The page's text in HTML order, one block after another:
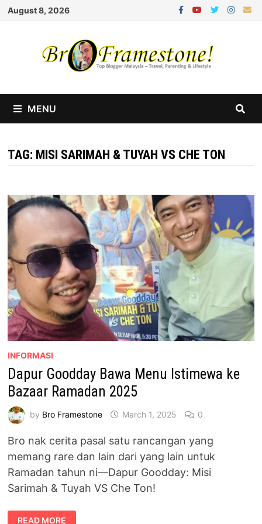
Skip
August 8, 2026
MENU
TAG: MISI SARIMAH & TUYAH VS CHE TON
INFORMASI
Dapur Goodday Bawa Menu Istimewa ke
Bazaar Ramadan 2025
by Bro Framestone March 1, 2025 0
Bro nak cerita pasal satu rancangan yang
memang rare dan lain dari yang lain untuk
Ramadan tahun ni—Dapur Goodday: Misi
Sarimah & Tuyah VS Che Ton!
DAPUR
READ MORE